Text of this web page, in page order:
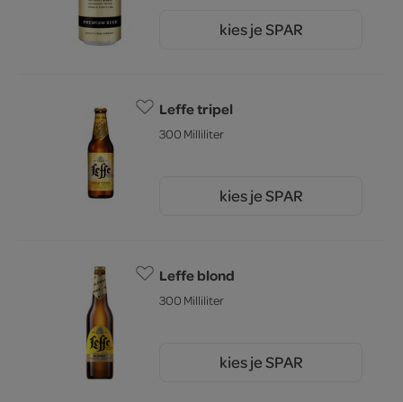
kies je SPAR
Leffe tripel
300 Milliliter
kies je SPAR
Leffe blond
300 Milliliter
kies je SPAR